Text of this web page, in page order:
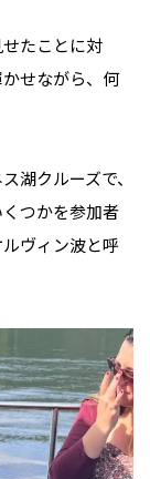
たことに対
せながら、何
湖クルーズで、
つかを参加者
ヴィン波と呼